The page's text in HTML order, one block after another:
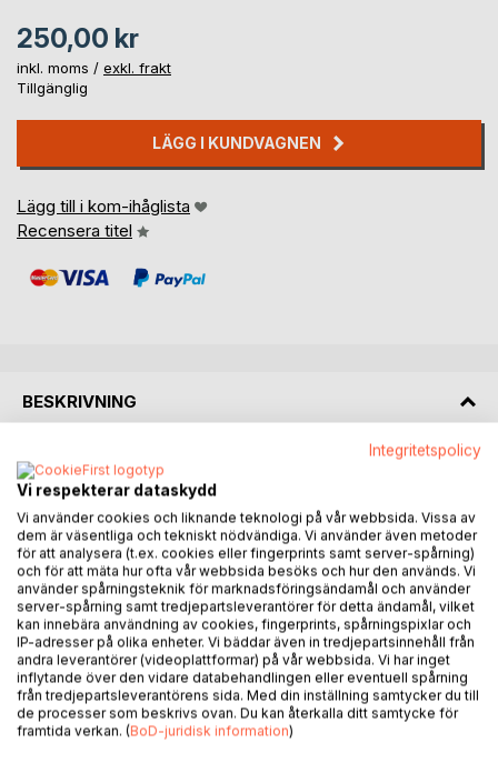
250,00 kr
inkl. moms / exkl. frakt
Tillgänglig
LÄGG I KUNDVAGNEN
Lägg till i kom-ihåglista
Recensera titel
BESKRIVNING
När Yrsa är tre år dör hennes pappa och mamman blir
ensam med sina sex barn. Därför måste hon adoptera bort
tre av barnen. Yrsa kommer till en ny familj där hon växer
upp under såväl fysisk som psykisk misshandel.
Hon gifter sig med en man som i mycket liknar hennes
mamma och hon tvingas fly från Finland till Sverige med
sina två barn och katt. Familjen kommer väl tillrätta i det nya
hemlandet ända tills hon blir arbetslös och tio år av helvete
bryter ut.
Följ Yrsa i hennes kamp mot myndigheter, mordhot, spioner
och myndigheters oegentligheter.
Integritetspolicy
Vi respekterar dataskydd
Vi använder cookies och liknande teknologi på vår webbsida. Vissa av
dem är väsentliga och tekniskt nödvändiga. Vi använder även metoder
för att analysera (t.ex. cookies eller fingerprints samt server-spårning)
och för att mäta hur ofta vår webbsida besöks och hur den används. Vi
använder spårningsteknik för marknadsföringsändamål och använder
server-spårning samt tredjepartsleverantörer för detta ändamål, vilket
kan innebära användning av cookies, fingerprints, spårningspixlar och
IP-adresser på olika enheter. Vi bäddar även in tredjepartsinnehåll från
andra leverantörer (videoplattformar) på vår webbsida. Vi har inget
inflytande över den vidare databehandlingen eller eventuell spårning
från tredjepartsleverantörens sida. Med din inställning samtycker du till
de processer som beskrivs ovan. Du kan återkalla ditt samtycke för
framtida verkan. (BoD-juridisk information)